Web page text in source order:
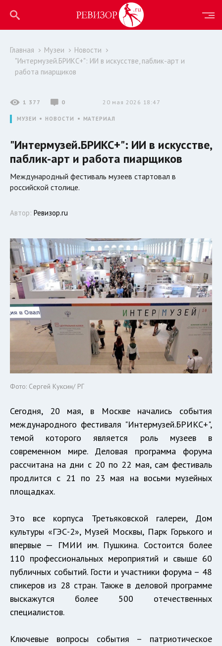
Главная Музеи
Новости
"Интермузей.БРИКС+": ИИ в искусстве, паблик-арт и
работа пиарщиков
1 377 0 20 мая 2026 18:47
МУЗЕИ НОВОСТИ МАТЕРИАЛ
"Интермузей.БРИКС+": ИИ в искусстве,
паблик-арт и работа пиарщиков
Международный фестиваль музеев стартовал в
российской столице.
Автор: Ревизор.ru
Фото: Сергей Куксин/ РГ
Сегодня, 20 мая, в Москве начались события
международного фестиваля "Интермузей.БРИКС+",
темой которого является роль музеев в
современном мире. Деловая программа форума
рассчитана на дни с 20 по 22 мая, сам фестиваль
продлится с 21 по 23 мая на восьми музейных
площадках.
Это все корпуса Третьяковской галереи, Дом
культуры «ГЭС-2», Музей Москвы, Парк Горького и
впервые — ГМИИ им. Пушкина. Состоится более
110 профессиональных мероприятий и свыше 60
публичных событий. Гости и участники форума – 48
спикеров из 28 стран. Также в деловой программе
выскажутся более 500 отечественных
специалистов.
Ключевые вопросы события – патриотическое